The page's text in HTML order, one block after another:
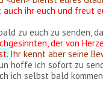
ihr euch und freut
zu euch zu senden,
der von
Ihr kennt aber seine
hoffe ich sofort zu
ich selbst bald